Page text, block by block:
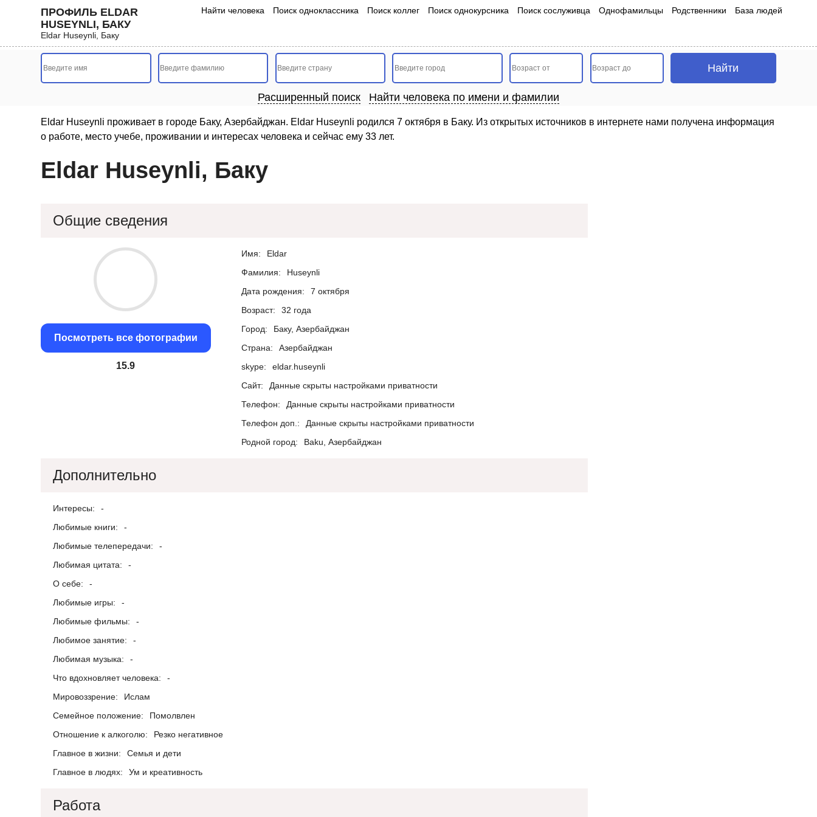
ПРОФИЛЬ ELDAR
HUSEYNLI, БАКУ
Eldar Huseynli, Баку
Найти человека Поиск одноклассника Поиск коллег Поиск однокурсника Поиск сослуживца Однофамильцы Родственники База людей
Расширенный поиск Найти человека по имени и фамилии
Eldar Huseynli проживает в городе Баку, Азербайджан. Eldar Huseynli родился 7 октября в Баку. Из открытых источников в интернете нами получена информация
о работе, место учебе, проживании и интересах человека и сейчас ему 33 лет.
Eldar Huseynli, Баку
Общие сведения
Посмотреть все фотографии
15.26
Имя:
Eldar
Фамилия:
Huseynli
Дата рождения:
7 октября
Возраст:
32 года
Город:
Баку, Азербайджан
Страна:
Азербайджан
skype:
eldar.huseynli
Сайт:
Данные скрыты настройками приватности
Телефон:
Данные скрыты настройками приватности
Телефон доп.:
Данные скрыты настройками приватности
Родной город:
Baku, Азербайджан
Дополнительно
Интересы:
-
Любимые книги:
-
Любимые телепередачи:
-
Любимая цитата:
-
О себе:
-
Любимые игры:
-
Любимые фильмы:
-
Любимое занятие:
-
Любимая музыка:
-
Что вдохновляет человека:
-
Мировоззрение:
Ислам
Семейное положение:
Помолвлен
Отношение к алкоголю:
Резко негативное
Главное в жизни:
Семья и дети
Главное в людях:
Ум и креативность
Работа